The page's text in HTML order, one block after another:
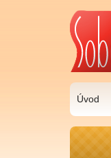
Úvod